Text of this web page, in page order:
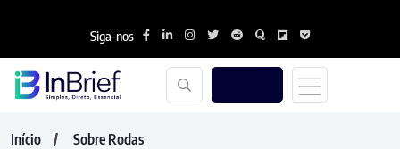
Siga-nos
Início
Sobre Rodas